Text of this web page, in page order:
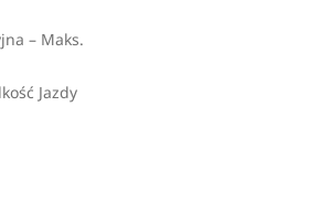
– Maks.
Jazdy